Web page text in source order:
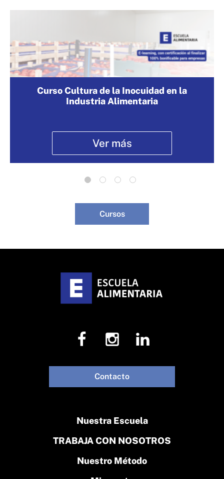
Curso Cultura de la Inocuidad en la
Industria Alimentaria
Ver más
Cursos
Nuestra Escuela
TRABAJA CON NOSOTROS
Nuestro Método
Contacto